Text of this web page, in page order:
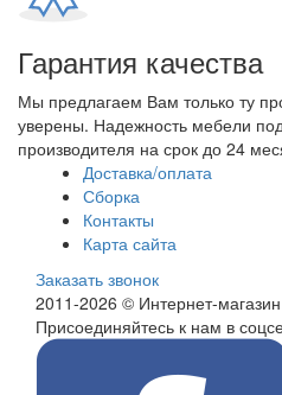
Гарантия качества
Мы предлагаем Вам только ту
уверены. Надежность мебели
производителя на срок до 24
Доставка/оплата
Сборка
Контакты
Карта сайта
Заказать звонок
2011-2026 © Интернет-
Присоединяйтесь к нам в